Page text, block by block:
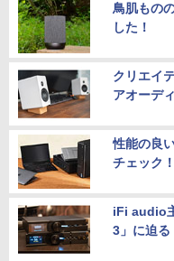
鳥肌もの
した！
クリエイ
アオーデ
性能の良
チェック！
iFi audio
3」に迫る